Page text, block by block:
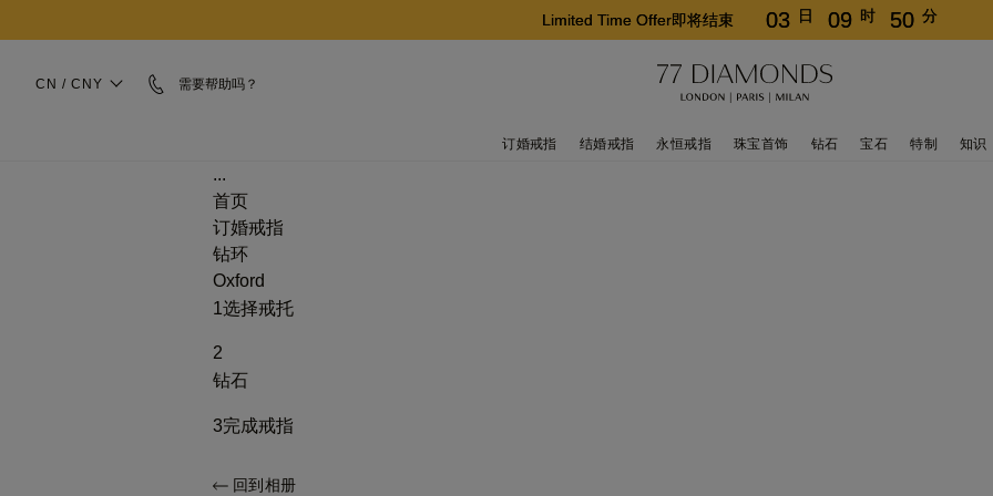
Limited Time Offer即将结束 03 日 09 时 50 分
CN / CNY 需要帮助吗？
订婚戒指 结婚戒指 永恒戒指 珠宝首饰 钻石 宝石 特制 知识
...
首页
订婚戒指
钻环
Oxford
1选择戒托
2
钻石
3完成戒指
回到相册